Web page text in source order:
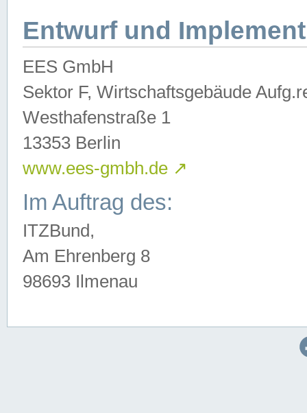
Entwurf und
EES GmbH
Sektor F, Wirtschaftsgebäude
Westhafenstraße 1
13353 Berlin
www.ees-gmbh.de ↗
Im Auftrag des:
ITZBund,
Am Ehrenberg 8
98693 Ilmenau